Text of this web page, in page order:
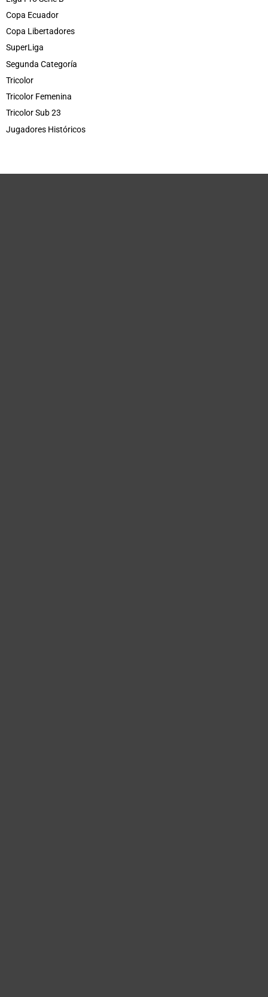
Copa Ecuador
Copa Libertadores
SuperLiga
Segunda Categoría
Tricolor
Tricolor Femenina
Tricolor Sub 23
Jugadores Históricos